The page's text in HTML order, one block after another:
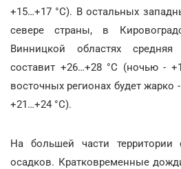
+15…+17 °С). В остальных
севере страны, в
Винницкой областях средняя
составит +26…+28 °С (ночью -
восточных регионах будет
+21…+24 °С).
На большей части территории
осадков. Кратковременные